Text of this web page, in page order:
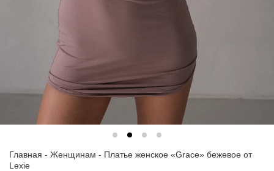
свитшоты
Блузки
рубашки
Пиджаки
Главная - Женщинам - Платье женское «Grace» бежевое от
Lexie